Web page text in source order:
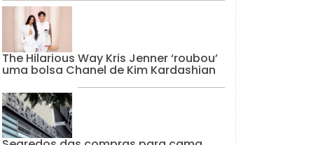
The Hilarious Way Kris Jenner ‘roubou’
uma bolsa Chanel de Kim Kardashian